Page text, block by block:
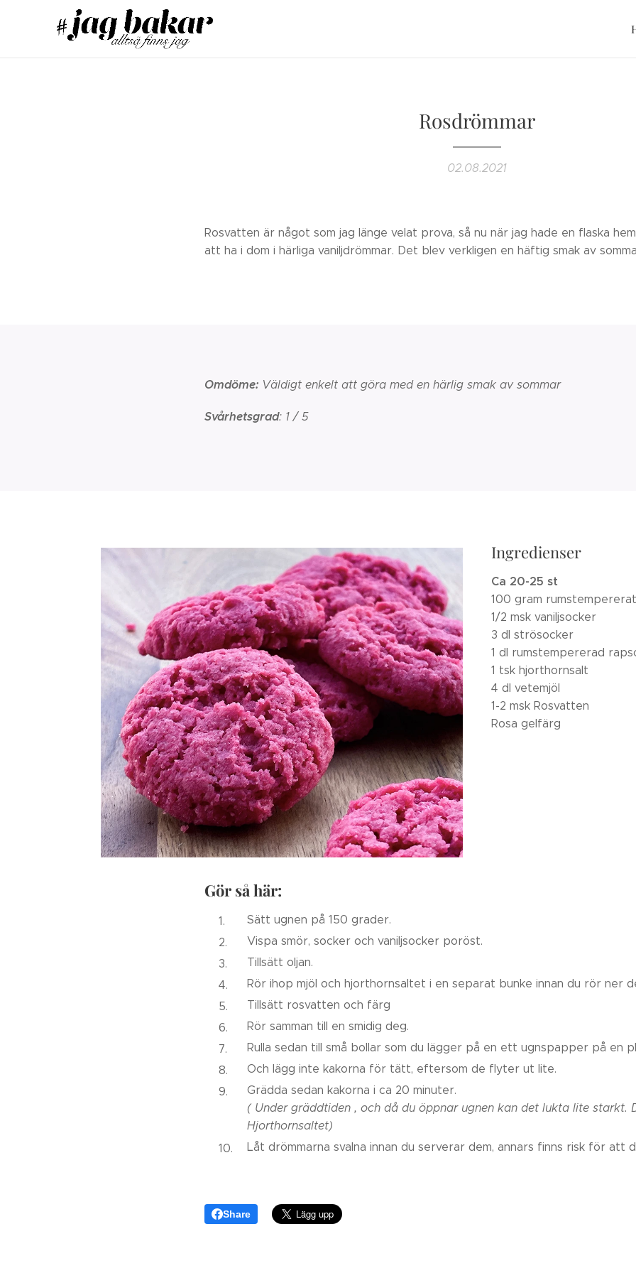
Rosdrömmar
02.08.2021
Rosvatten är något som jag länge velat prova, så nu när jag hade en flaska
att ha i dom i härliga vaniljdrömmar. Det blev verkligen en häftig smak av
Omdöme: Väldigt enkelt att göra med en härlig smak av sommar
Svårhetsgrad: 1 / 5
Ingredienser
Ca 20-25 st
100 gram
1/2 msk vaniljsocker
3 dl strösocker
1 dl rumstempererad
1 tsk hjorthornsalt
4 dl vetemjöl
1-2 msk Rosvatten
Rosa gelfärg
Gör så här:
Sätt ugnen på 150 grader.
Vispa smör, socker och vaniljsocker poröst.
Tillsätt oljan.
Rör ihop mjöl och hjorthornsaltet i en separat bunke innan du rör ner
Tillsätt rosvatten och färg
Rör samman till en smidig deg.
Rulla sedan till små bollar som du lägger på en ett ugnspapper på en
Och lägg inte kakorna för tätt, eftersom de flyter ut lite.
Grädda sedan kakorna i ca 20 minuter.
( Under gräddtiden , och då du öppnar ugnen kan det lukta lite starkt.
Hjorthornsaltet)
Låt drömmarna svalna innan du serverar dem, annars finns risk för att
Share